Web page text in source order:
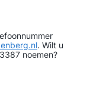
. Wilt u
noemen?